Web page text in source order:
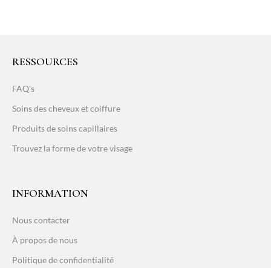
RESSOURCES
FAQ's
Soins des cheveux et coiffure
Produits de soins capillaires
Trouvez la forme de votre visage
INFORMATION
Nous contacter
À propos de nous
Politique de confidentialité